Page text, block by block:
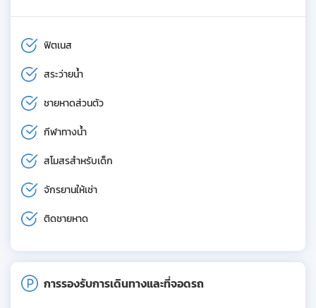
ฟิตเนส
สระว่ายน้ำ
ชายหาดส่วนตัว
กีฬาทางน้ำ
สโมสรสำหรับเด็ก
จักรยานให้เช่า
ติดชายหาด
การรองรับการเดินทางและที่จอดรถ